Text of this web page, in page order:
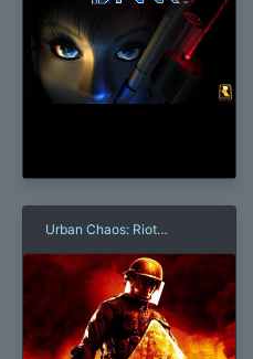
Urban Chaos: Riot